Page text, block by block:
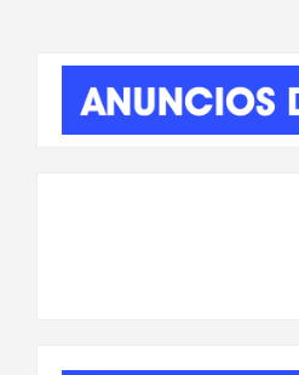
entradas